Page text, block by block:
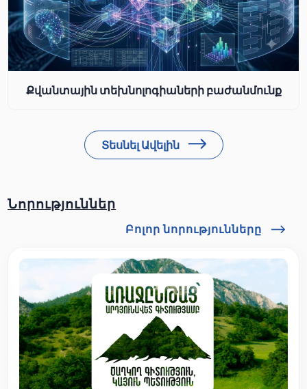
Քվանտային տեխնոլոգիաների բաժանմունք
Տեսնել Ավելին
Նորություններ
Բոլոր նորությունները